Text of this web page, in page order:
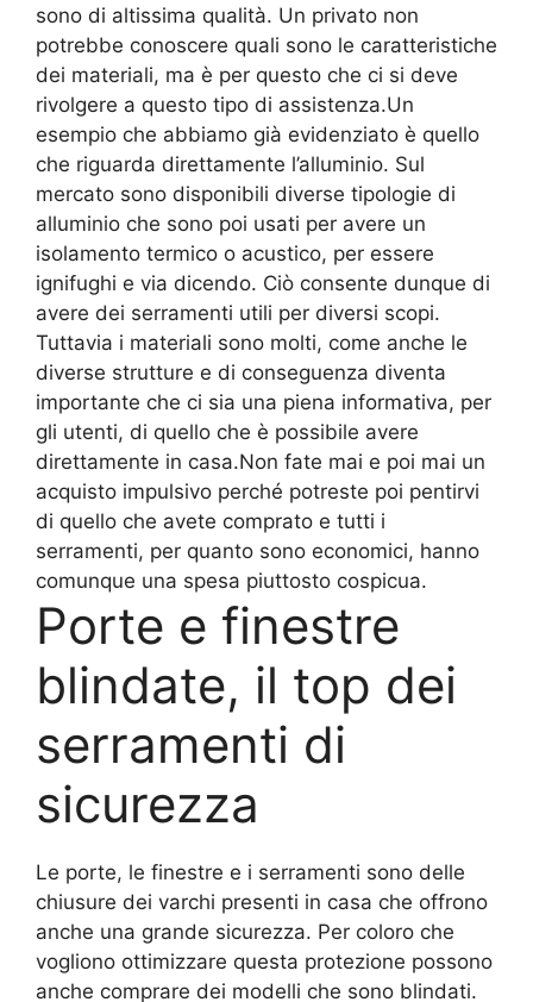
sono di altissima qualità. Un privato non
potrebbe conoscere quali sono le caratteristiche
dei materiali, ma è per questo che ci si deve
rivolgere a questo tipo di assistenza.Un
esempio che abbiamo già evidenziato è quello
che riguarda direttamente l’alluminio. Sul
mercato sono disponibili diverse tipologie di
alluminio che sono poi usati per avere un
isolamento termico o acustico, per essere
ignifughi e via dicendo. Ciò consente dunque di
avere dei serramenti utili per diversi scopi.
Tuttavia i materiali sono molti, come anche le
diverse strutture e di conseguenza diventa
importante che ci sia una piena informativa, per
gli utenti, di quello che è possibile avere
direttamente in casa.Non fate mai e poi mai un
acquisto impulsivo perché potreste poi pentirvi
di quello che avete comprato e tutti i
serramenti, per quanto sono economici, hanno
comunque una spesa piuttosto cospicua.
Porte e finestre
blindate, il top dei
serramenti di
sicurezza
Le porte, le finestre e i serramenti sono delle
chiusure dei varchi presenti in casa che offrono
anche una grande sicurezza. Per coloro che
vogliono ottimizzare questa protezione possono
anche comprare dei modelli che sono blindati.